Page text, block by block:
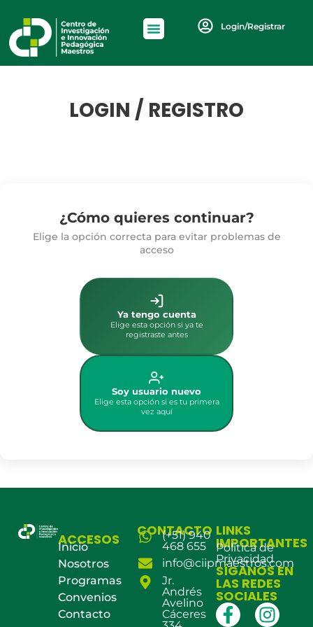
Login/Registrar
LOGIN / REGISTRO
¿Cómo quieres continuar?
Elige la opción correcta para evitar problemas de
acceso
Ya tengo cuenta
Elige esta opción si ya te
registraste antes
Soy usuario nuevo
Elige esta opción si es tu primera
vez aquí
ACCESOS
Inicio
Nosotros
Programas
Convenios
Contacto
CONTACTO
(+51) 940
468 655
info@ciipmaestros.com
Jr.
Andrés
Avelino
Cáceres
LINKS
IMPORTANTES
Política de
Privacidad
SÍGANOS EN
LAS REDES
SOCIALES